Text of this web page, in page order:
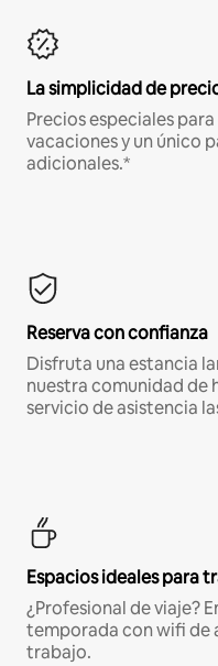
La simplicidad de
Precios especiales
vacaciones y un único
adicionales.*
Reserva con confianza
Disfruta una estancia
nuestra comunidad de
servicio de asistencia
Espacios ideales para
¿Profesional de viaje?
temporada con wifi de
trabajo.